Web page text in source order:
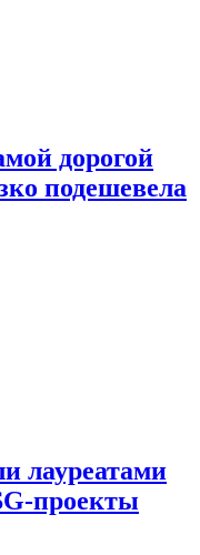
дорогой
подешевела
лауреатами
проекты